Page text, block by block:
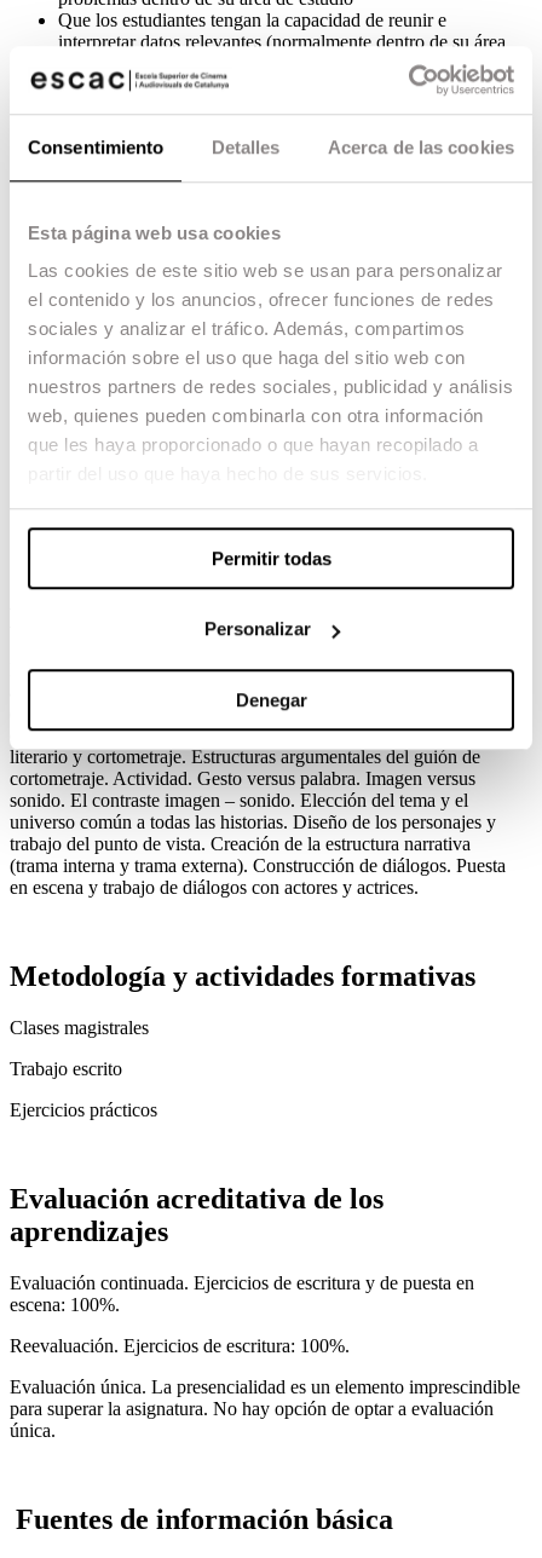
Consentimiento Detalles Acerca de las cookies
Esta página web usa cookies
Las cookies de este sitio web se usan para personalizar
el contenido y los anuncios, ofrecer funciones de redes
sociales y analizar el tráfico. Además, compartimos
información sobre el uso que haga del sitio web con
nuestros partners de redes sociales, publicidad y análisis
web, quienes pueden combinarla con otra información
que les haya proporcionado o que hayan recopilado a
Permitir todas
Personalizar
Denegar
Que los estudiantes tengan la capacidad de reunir e
interpretar datos relevantes (normalmente dentro de su área
de estudio) para emitir juicios que incluyan una reflexión
sobre temas relevantes de índole social, científica o ética.
como no especializado.
Ser capaz de estructurar, gestionar y tratar adecuadamente el
material audiovisual a través del dominio de los recursos y
estrategias del montaje y la postproducción.
Objetivos
Conocer las estrategias estructurales de la escritura de
guiones de obras audiovisuales.
Poseer técnicas de puesta en escena y de reescritura de
diálogos con actores.
Bloques temáticos
Planteamiento del proceso de desarrollo de un cortometraje por
alumno con premisas determinadas que implican un acontecimiento
común a todas las historias. Especificidades del guión de
cortometraje. Puntos en común y puntos divergentes entre cuento
literario y cortometraje. Estructuras argumentales del guión de
cortometraje. Actividad. Gesto versus palabra. Imagen versus
sonido. El contraste imagen – sonido. Elección del tema y el
universo común a todas las historias. Diseño de los personajes y
trabajo del punto de vista. Creación de la estructura narrativa
(trama interna y trama externa). Construcción de diálogos. Puesta
en escena y trabajo de diálogos con actores y actrices.
Metodología y actividades formativas
Clases magistrales
Trabajo escrito
Ejercicios prácticos
Evaluación acreditativa de los
aprendizajes
Evaluación continuada. Ejercicios de escritura y de puesta en
escena: 100%.
Reevaluación. Ejercicios de escritura: 100%.
Evaluación única. La presencialidad es un elemento imprescindible
para superar la asignatura. No hay opción de optar a evaluación
única.
Fuentes de información básica